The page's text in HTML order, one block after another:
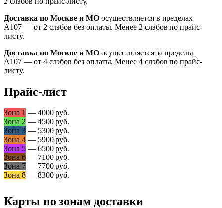
Доставка по Москве и МО осуществляется в пределах
А107 — от 2 слэбов без оплаты. Менее 2 слэбов по прайс-
листу.
Доставка по Москве и МО осуществляется за пределы
А107 — от 4 слэбов без оплаты. Менее 4 слэбов по прайс-
листу.
Прайс-лист
Зона 1 — 4000 руб.
Зона 2 — 4500 руб.
Зона 3 — 5300 руб.
Зона 4 — 5900 руб.
Зона 5 — 6500 руб.
Зона 6 — 7100 руб.
Зона 7 — 7700 руб.
Зона 8 — 8300 руб.
Карты по зонам доставки